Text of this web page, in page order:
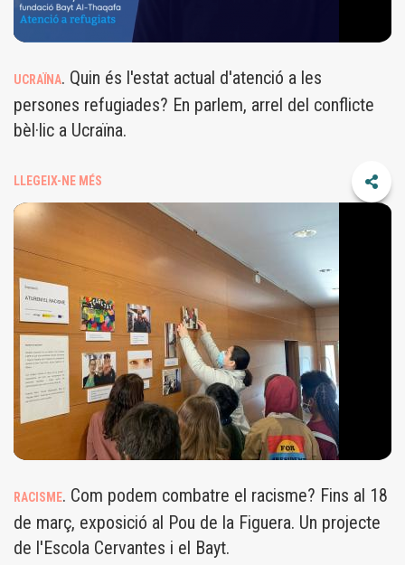
UCRAÏNA. Quin és l'estat actual d'atenció a les
persones refugiades? En parlem, arrel del conflicte
bèl·lic a Ucraïna.
LLEGEIX-NE MÉS
274236653_4867267800017293_1391659060156574663_N.JPG
RACISME. Com podem combatre el racisme? Fins al 18
de març, exposició al Pou de la Figuera. Un projecte
de l'Escola Cervantes i el Bayt.